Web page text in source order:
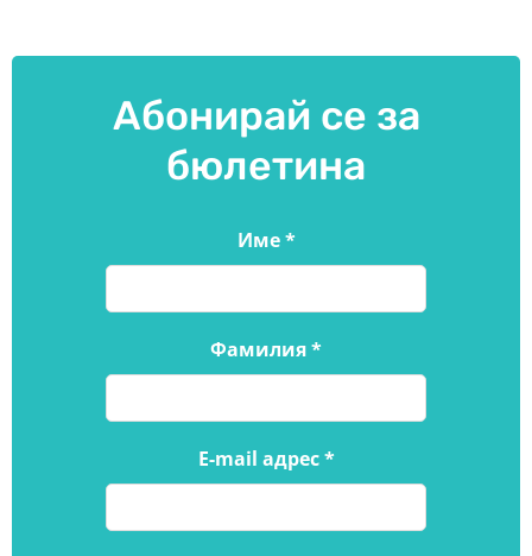
Абонирай се за
бюлетина
Име*
Фамилия*
E-mail адрес*